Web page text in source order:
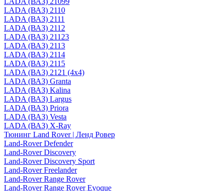
LADA (ВАЗ) 2110
LADA (ВАЗ) 2111
LADA (ВАЗ) 2112
LADA (ВАЗ) 21123
LADA (ВАЗ) 2113
LADA (ВАЗ) 2114
LADA (ВАЗ) 2115
LADA (ВАЗ) 2121 (4x4)
LADA (ВАЗ) Granta
LADA (ВАЗ) Kalina
LADA (ВАЗ) Largus
LADA (ВАЗ) Priora
LADA (ВАЗ) Vesta
LADA (ВАЗ) X-Ray
Тюнинг Land Rover | Ленд Ровер
Land-Rover Defender
Land-Rover Discovery
Land-Rover Discovery Sport
Land-Rover Freelander
Land-Rover Range Rover
Land-Rover Range Rover Evoque